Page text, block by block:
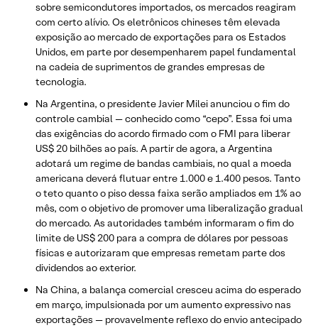
sobre semicondutores importados, os mercados reagiram
com certo alívio. Os eletrônicos chineses têm elevada
exposição ao mercado de exportações para os Estados
Unidos, em parte por desempenharem papel fundamental
na cadeia de suprimentos de grandes empresas de
tecnologia.
Na Argentina, o presidente Javier Milei anunciou o fim do
controle cambial — conhecido como “cepo”. Essa foi uma
das exigências do acordo firmado com o FMI para liberar
US$ 20 bilhões ao país. A partir de agora, a Argentina
adotará um regime de bandas cambiais, no qual a moeda
americana deverá flutuar entre 1.000 e 1.400 pesos. Tanto
o teto quanto o piso dessa faixa serão ampliados em 1% ao
mês, com o objetivo de promover uma liberalização gradual
do mercado. As autoridades também informaram o fim do
limite de US$ 200 para a compra de dólares por pessoas
físicas e autorizaram que empresas remetam parte dos
dividendos ao exterior.
Na China, a balança comercial cresceu acima do esperado
em março, impulsionada por um aumento expressivo nas
exportações — provavelmente reflexo do envio antecipado